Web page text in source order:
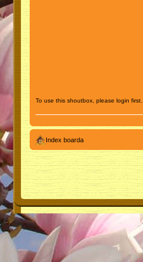
To use this shoutbox, please login first...
Index boarda